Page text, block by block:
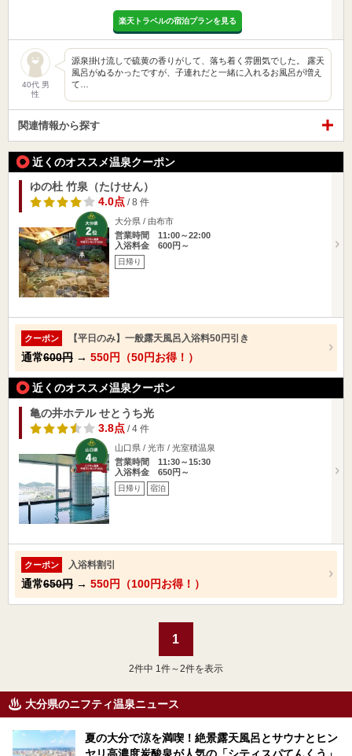
楽天トラベルの宿泊プランを見る
40代 男
性
源泉掛け流しで硫黄の香りがして、落ち着く雰囲気でした。 露天
風呂がぬるかったですが、子連れだと一緒に入れるお風呂が増え
て…
関連情報から探す
近くのオススメ温泉クーポン
ゆの杜 竹泉（たけせん）
4.0点/ 8 件
大分県 / 由布市
営業時間 11:00～22:00
入浴料金 600円～
日帰り
クーポン 【平日のみ】一般露天風呂入浴料50円引き
通常600円 → 550円（50円お得！）
近くのオススメ温泉クーポン
亀の井ホテル せとうち光
3.8点/ 4 件
山口県 / 光市 / 光室積温泉
営業時間 11:30～15:30
入浴料金 650円～
日帰り 宿泊
クーポン 入浴料割引
通常650円 → 550円（100円お得！）
1
2件中 1件～2件を表示
大分県のニフティ温泉ニュース
夏の大分で涼を満喫！絶景露天風呂とサウナとヒン
ヤリ高濃度炭酸泉が人気の「シティスパてんくう」